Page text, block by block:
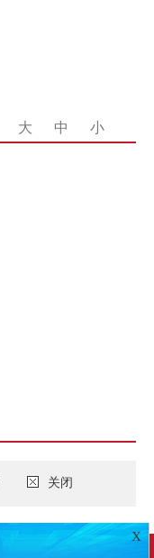
大 中 小
关闭
X